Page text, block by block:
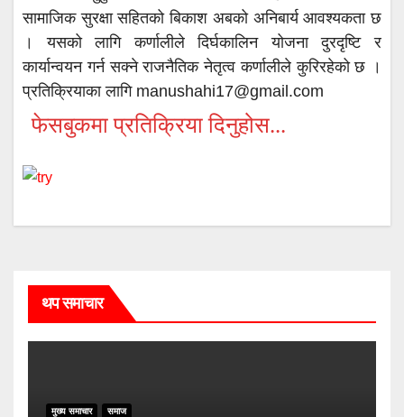
सामाजिक सुरक्षा सहितको बिकाश अबको अनिबार्य आवश्यकता छ
। यसको लागि कर्णालीले दिर्घकालिन योजना दुरदृष्टि र
कार्यान्वयन गर्न सक्ने राजनैतिक नेतृत्व कर्णालीले कुरिरहेको छ ।
प्रतिक्रियाका लागि manushahi17@gmail.com
फेसबुकमा प्रतिक्रिया दिनुहोस...
थप समाचार
मुख्य समाचार समाज